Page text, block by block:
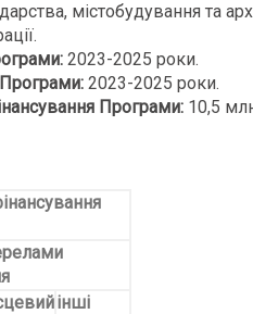
містобудування та
2023-2025 роки.
2023-2025 роки.
Програми: 10,5
інші